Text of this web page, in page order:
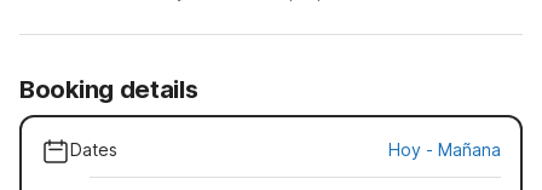
Booking details
Dates Hoy - Mañana